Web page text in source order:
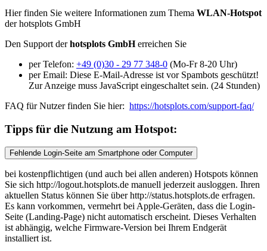
Hier finden Sie weitere Informationen zum Thema WLAN-Hotspot
der hotsplots GmbH
Den Support derhotsplots GmbHerreichen Sie
per Telefon: +49 (0)30 - 29 77 348-0 (Mo-Fr 8-20 Uhr)
per Email: Diese E-Mail-Adresse ist vor Spambots geschützt!
Zur Anzeige muss JavaScript eingeschaltet sein. (24 Stunden)
FAQ für Nutzer finden Sie hier: https://hotsplots.com/support-faq/
Tipps für die Nutzung am Hotspot:
Fehlende Login-Seite am Smartphone oder Computer
bei kostenpflichtigen (und auch bei allen anderen) Hotspots können
Sie sich http://logout.hotsplots.de manuell jederzeit ausloggen. Ihren
aktuellen Status können Sie über http://status.hotsplots.de erfragen.
Es kann vorkommen, vermehrt bei Apple-Geräten, dass die Login-
Seite (Landing-Page) nicht automatisch erscheint. Dieses Verhalten
ist abhängig, welche Firmware-Version bei Ihrem Endgerät
installiert ist.